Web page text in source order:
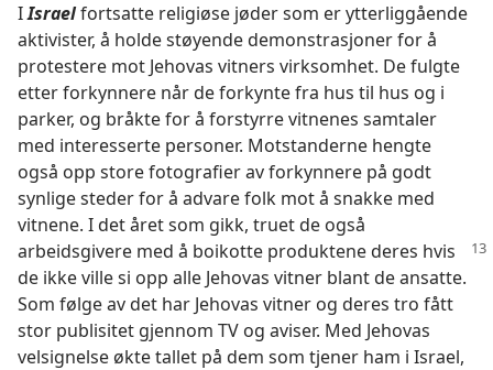
IIsraelfortsatte religiøse jøder som er ytterliggående
aktivister, å holde støyende demonstrasjoner for å
protestere mot Jehovas vitners virksomhet. De fulgte
etter forkynnere når de forkynte fra hus til hus og i
parker, og bråkte for å forstyrre vitnenes samtaler
med interesserte personer. Motstanderne hengte
også opp store fotografier av forkynnere på godt
synlige steder for å advare folk mot å snakke med
vitnene. I det året som gikk, truet de også
arbeidsgivere med å boikotte produktene deres hvis
de ikke ville si opp alle Jehovas vitner blant de ansatte.
Som følge av det har Jehovas vitner og deres tro fått
stor publisitet gjennom TV og aviser. Med Jehovas
velsignelse økte tallet på dem som tjener ham i Israel,